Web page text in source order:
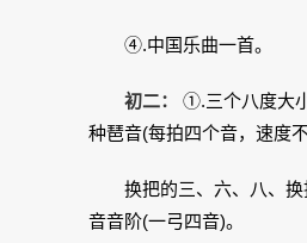
④.中国乐曲一首。
初二：
①.三个八度大
种琶音(每拍四个音，速度
换把的三、六、八、换
音音阶(一弓四音)。